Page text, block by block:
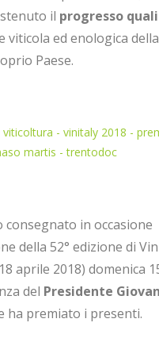
il progresso
viticola ed enologica
Paese.
consegnato in occasione
della 52° edizione di
aprile 2018) domenica
del Presidente
ha premiato i presenti.